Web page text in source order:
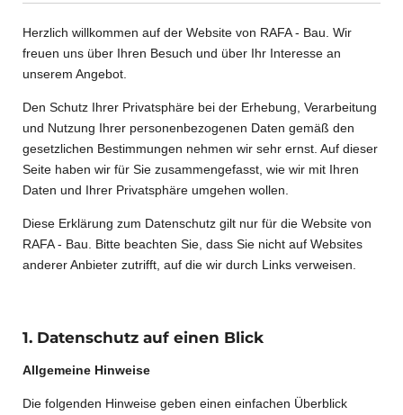
Herzlich willkommen auf der Website von RAFA - Bau. Wir
freuen uns über Ihren Besuch und über Ihr Interesse an
unserem Angebot.
Den Schutz Ihrer Privatsphäre bei der Erhebung, Verarbeitung
und Nutzung Ihrer personenbezogenen Daten gemäß den
gesetzlichen Bestimmungen nehmen wir sehr ernst. Auf dieser
Seite haben wir für Sie zusammengefasst, wie wir mit Ihren
Daten und Ihrer Privatsphäre umgehen wollen.
Diese Erklärung zum Datenschutz gilt nur für die Website von
RAFA - Bau. Bitte beachten Sie, dass Sie nicht auf Websites
anderer Anbieter zutrifft, auf die wir durch Links verweisen.
1. Datenschutz auf einen Blick
Allgemeine Hinweise
Die folgenden Hinweise geben einen einfachen Überblick